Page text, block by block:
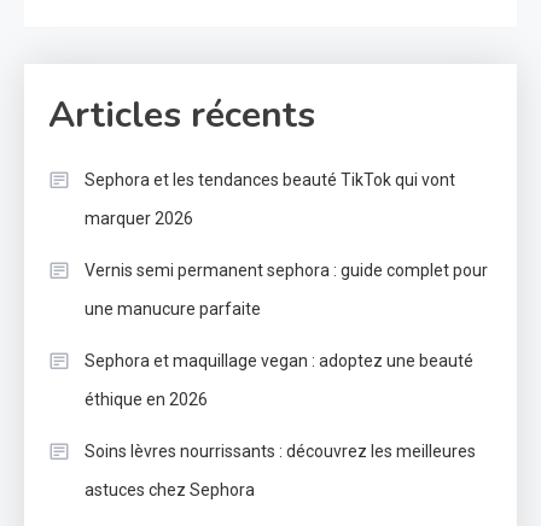
Articles récents
Sephora et les tendances beauté TikTok qui vont
marquer 2026
Vernis semi permanent sephora : guide complet pour
une manucure parfaite
Sephora et maquillage vegan : adoptez une beauté
éthique en 2026
Soins lèvres nourrissants : découvrez les meilleures
astuces chez Sephora